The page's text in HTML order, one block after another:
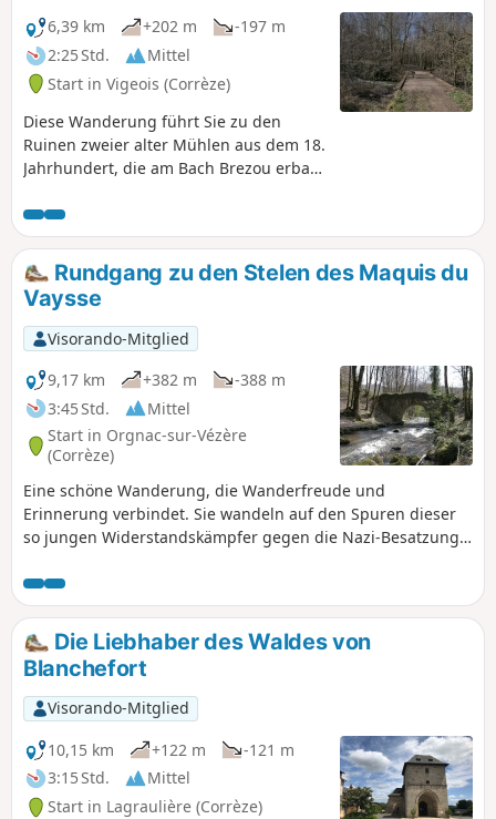
6,39 km +202 m
-197 m
2:25 Std.
Mittel
Start in Vigeois (Corrèze)
Diese Wanderung führt Sie zu den
Ruinen zweier alter Mühlen aus dem 18.
Jahrhundert, die am Bach Brezou erbaut
Mühlsteine, Deiche, Zufuhrkanäle und
die Ruinen des Gebäudes der Moulin de
la Forêt mit den Eingängen unter der
Mühle sehen.
Rundgang zu den Stelen des Maquis du
Vaysse
Visorando-Mitglied
9,17 km
+382 m
-388 m
3:45 Std.
Mittel
Start in Orgnac-sur-Vézère
(Corrèze)
Eine schöne Wanderung, die Wanderfreude und
Erinnerung verbindet. Sie wandeln auf den Spuren dieser
so jungen Widerstandskämpfer gegen die Nazi-Besatzung,
Dank an euch: Mario, Charles, Athos, Edouard, Raymond,
Léon, André, Jacques, Jean, Marcel, Guy Jules, Gaston.....
Damit wir nicht vergessen.
Die Liebhaber des Waldes von
Blanchefort
Visorando-Mitglied
10,15 km
+122 m
-121 m
3:15 Std.
Mittel
Start in Lagraulière (Corrèze)